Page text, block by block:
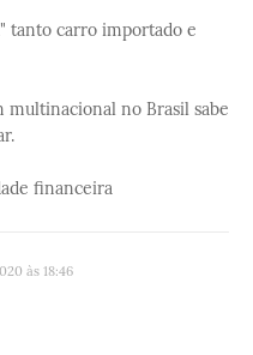
tanto carro importado e
multinacional no Brasil sabe
financeira
às 18:46